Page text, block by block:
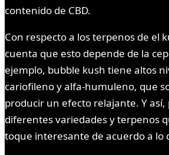
contenido de CBD.
Con respecto a los terpenos de el
cuenta que esto depende de la
ejemplo, bubble kush tiene altos
cariofileno y alfa-humuleno, que
producir un efecto relajante. Y
diferentes variedades y terpenos
toque interesante de acuerdo a lo